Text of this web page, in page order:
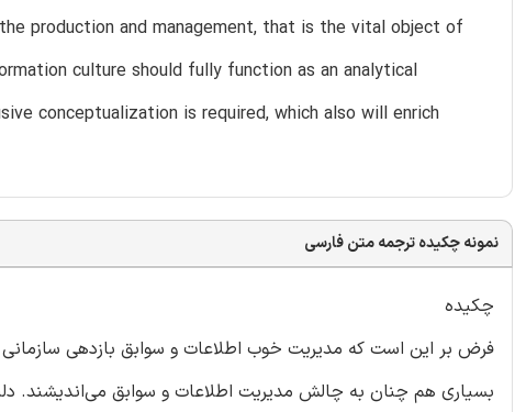
production and management, that is the vital object of
culture should fully function as an analytical
conceptualization is required, which also will enrich
نمونه چکیده ترجمه متن فارسی
چکیده
فرض بر این است که مدیریت خوب اطلاعات و سوابق بازدهی سازمانی
بسیاری هم چنان به چالش مدیریت اطلاعات و سوابق می‌اندیشند.